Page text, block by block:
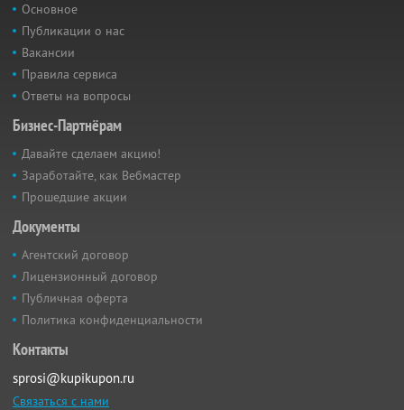
Основное
Публикации о нас
Вакансии
Правила сервиса
Ответы на вопросы
Бизнес-Партнёрам
Давайте сделаем акцию!
Заработайте, как Вебмастер
Прошедшие акции
Документы
Агентский договор
Лицензионный договор
Публичная оферта
Политика конфиденциальности
Контакты
sprosi@kupikupon.ru
Связаться с нами